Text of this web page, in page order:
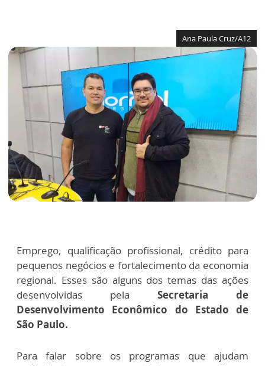
Ana Paula Cruz/A12
Emprego, qualificação profissional, crédito para
pequenos negócios e fortalecimento da economia
regional. Esses são alguns dos temas das ações
desenvolvidas pela Secretaria de
Desenvolvimento Econômico do Estado de
São Paulo.
Para falar sobre os programas que ajudam